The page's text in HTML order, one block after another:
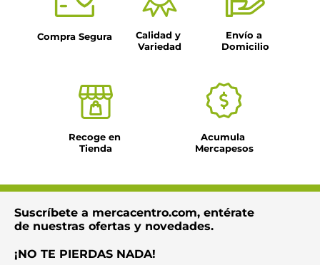
Compra Segura
Calidad y
Variedad
Envío a
Domicilio
Recoge en
Tienda
Acumula
Mercapesos
Suscríbete a mercacentro.com, entérate
de nuestras ofertas y novedades.
¡NO TE PIERDAS NADA!